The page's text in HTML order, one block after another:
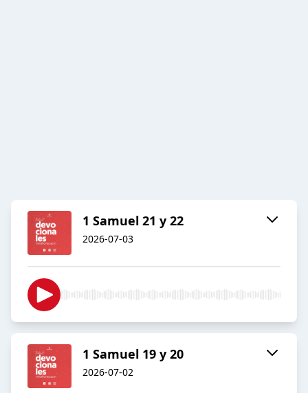
1 Samuel 21 y 22
2026-07-03
1 Samuel 19 y 20
2026-07-02